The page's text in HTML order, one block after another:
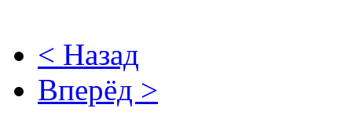
< Назад
Вперёд >